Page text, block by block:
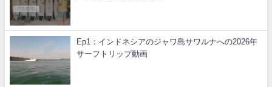
Ep1：インドネシアのジャワ島サワルナへの2026年
サーフトリップ動画